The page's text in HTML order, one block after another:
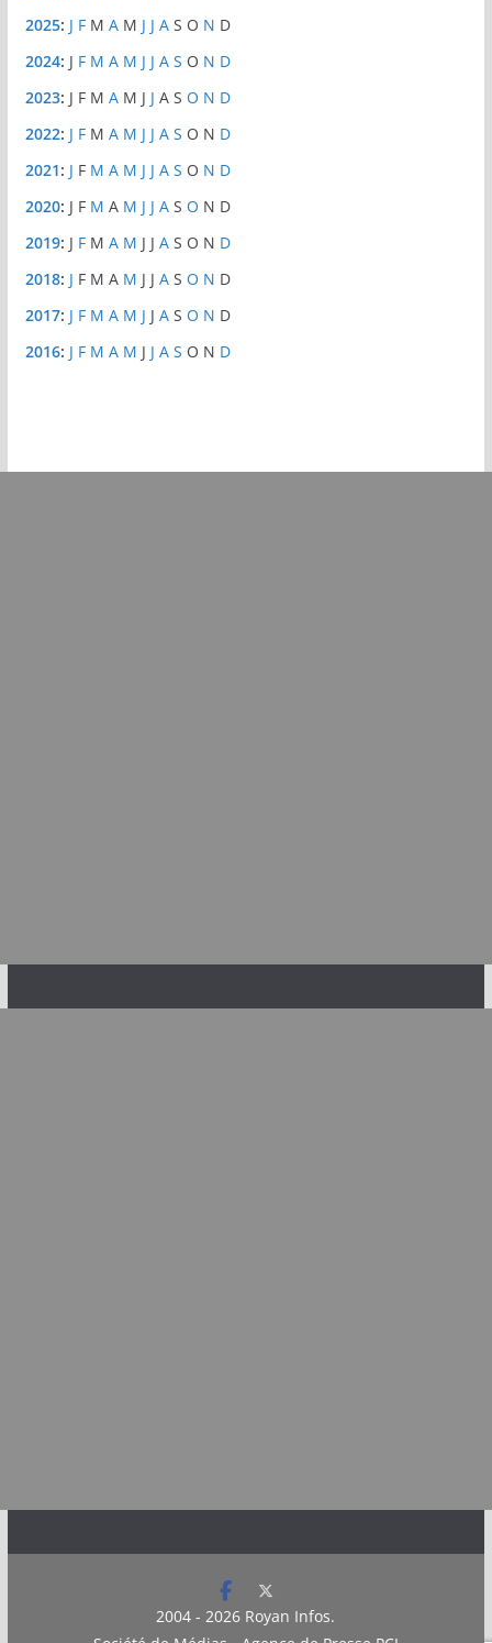
2025: J F M A M J J A S O N D
2024: J F M A M J J A S O N D
2023: J F M A M J J A S O N D
2022: J F M A M J J A S O N D
2021: J F M A M J J A S O N D
2020: J F M A M J J A S O N D
2019: J F M A M J J A S O N D
2018: J F M A M J J A S O N D
2017: J F M A M J J A S O N D
2016: J F M A M J J A S O N D
2004 - 2026 Royan Infos.